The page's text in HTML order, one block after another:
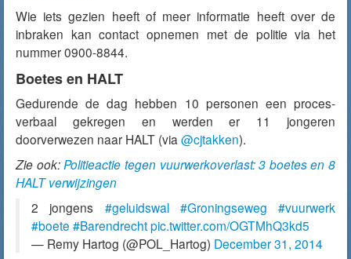
Wie iets gezien heeft of meer informatie heeft over de
inbraken kan contact opnemen met de politie via het
nummer 0900-8844.
Boetes en HALT
Gedurende de dag hebben 10 personen een proces-
verbaal gekregen en werden er 11 jongeren
doorverwezen naar HALT (via @cjtakken).
Zie ook: Politieactie tegen vuurwerkoverlast: 3 boetes en 8
HALT verwijzingen
2 jongens #geluidswal #Groningseweg
#vuurwerk
#boete #Barendrechtpic.twitter.com/OGTMhQ3kd5
— Remy Hartog (@POL_Hartog) December 31, 2014